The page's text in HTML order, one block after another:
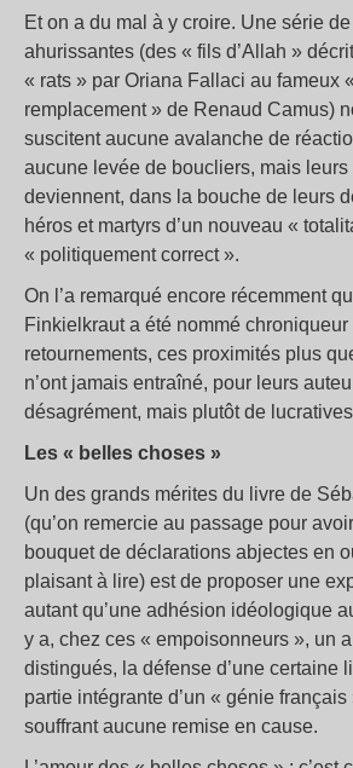
Et on a du mal à y croire. Une série
ahurissantes (des « fils d’Allah »
« rats » par Oriana Fallaci au fameux
remplacement » de Renaud Camus)
suscitent aucune avalanche de
aucune levée de boucliers, mais leurs
deviennent, dans la bouche de leurs
héros et martyrs d’un nouveau «
« politiquement correct ».
On l’a remarqué encore récemment
Finkielkraut a été nommé
retournements, ces proximités plus
n’ont jamais entraîné, pour leurs
désagrément, mais plutôt de
Les « belles choses »
Un des grands mérites du livre de
(qu’on remercie au passage pour
bouquet de déclarations abjectes en
plaisant à lire) est de proposer une
autant qu’une adhésion idéologique
y a, chez ces « empoisonneurs », un
distingués, la défense d’une certaine
partie intégrante d’un « génie
souffrant aucune remise en cause.